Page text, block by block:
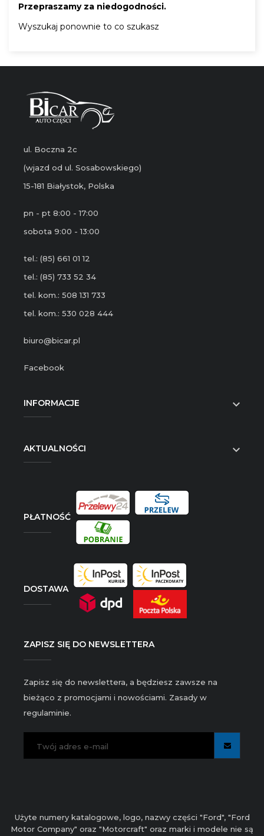
Przepraszamy za niedogodności.
Wyszukaj ponownie to co szukasz
ul. Boczna 2c
(wjazd od ul. Sosabowskiego)
15-181 Białystok, Polska
pn - pt 8:00 - 17:00
sobota 9:00 - 13:00
tel.: (85) 661 01 12
tel.: (85) 733 52 34
tel. kom.: 508 131 733
tel. kom.: 530 028 444
biuro@bicar.pl
Facebook
INFORMACJE 
AKTUALNOŚCI 
PŁATNOŚĆ
DOSTAWA
ZAPISZ SIĘ DO NEWSLETTERA
Zapisz się do newslettera, a będziesz zawsze na
bieżąco z promocjami i nowościami. Zasady w
regulaminie.
Użyte numery katalogowe, logo, nazwy części "Ford", "Ford
Motor Company" oraz "Motorcraft" oraz marki i modele nie są